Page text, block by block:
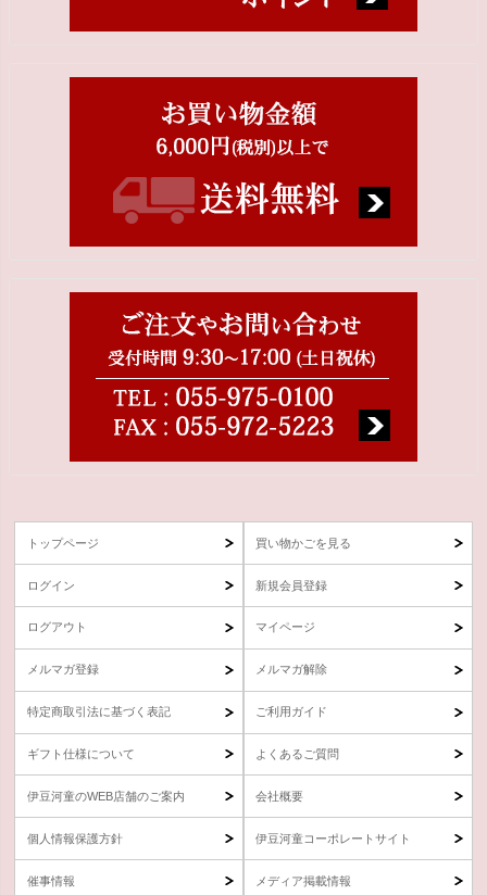
トップページ 買い物かごを見る
ログイン 新規会員登録
ログアウト マイページ
メルマガ登録 メルマガ解除
特定商取引法に基づく表記 ご利用ガイド
ギフト仕様について よくあるご質問
伊豆河童のWEB店舗のご案内 会社概要
個人情報保護方針 伊豆河童コーポレートサイト
催事情報 メディア掲載情報